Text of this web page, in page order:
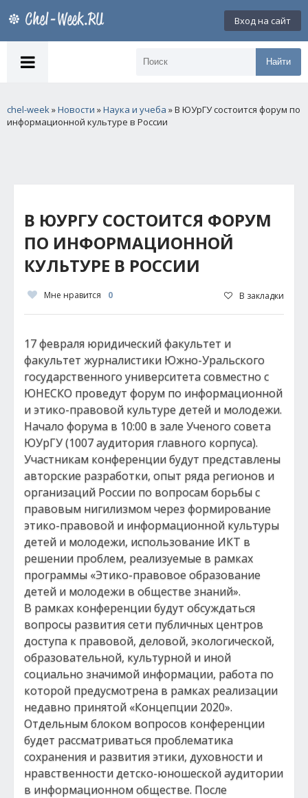
Вход на сайт
Найти
chel-week»Новости »Наука и учеба » В ЮУрГУ состоится форум по
информационной культуре в России
В ЮУРГУ СОСТОИТСЯ ФОРУМ
ПО ИНФОРМАЦИОННОЙ
КУЛЬТУРЕ В РОССИИ
Мне нравится 0 В закладки
17 февраля юридический факультет и
факультет журналистики Южно-Уральского
государственного университета совместно с
ЮНЕСКО проведут форум по информационной
и этико-правовой культуре детей и молодежи.
Начало форума в 10:00 в зале Ученого совета
ЮУрГУ (1007 аудитория главного корпуса).
Участникам конференции будут представлены
авторские разработки, опыт ряда регионов и
организаций России по вопросам борьбы с
правовым нигилизмом через формирование
этико-правовой и информационной культуры
детей и молодежи, использование ИКТ в
решении проблем, реализуемые в рамках
программы «Этико-правовое образование
детей и молодежи в обществе знаний».
В рамках конференции будут обсуждаться
вопросы развития сети публичных центров
доступа к правовой, деловой, экологической,
образовательной, культурной и иной
социально значимой информации, работа по
которой предусмотрена в рамках реализации
недавно принятой «Концепции 2020».
Отдельным блоком вопросов конференции
будет рассматриваться проблематика
сохранения и развития этики, духовности и
нравственности детско-юношеской аудитории
в информационном обществе. После